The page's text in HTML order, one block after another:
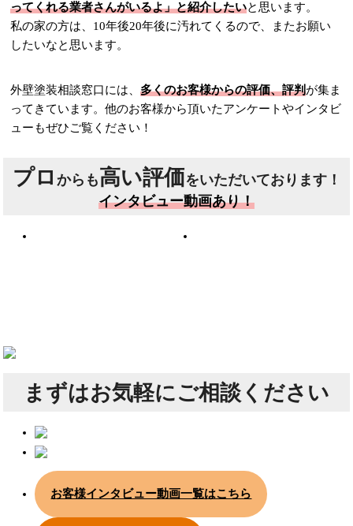
ってくれる業者さんがいるよ」と紹介したいと思います。
私の家の方は、10年後20年後に汚れてくるので、またお願い
したいなと思います。
外壁塗装相談窓口には、多くのお客様からの評価、評判が集ま
ってきています。他のお客様から頂いたアンケートやインタビ
ューもぜひご覧ください！
プロ からも高い評価をいただいております！
インタビュー動画あり！
まずはお気軽にご相談ください
お客様インタビュー動画一覧はこちら